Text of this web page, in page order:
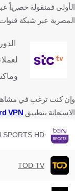
الأولى فمنقولة حصرياً
المصرية عبر شبكة قنوات On Time Sports.
وماكس
وإن كنت ترغب في
الاستعانة بتطبيق VPN
SPORTS HD
TOD TV